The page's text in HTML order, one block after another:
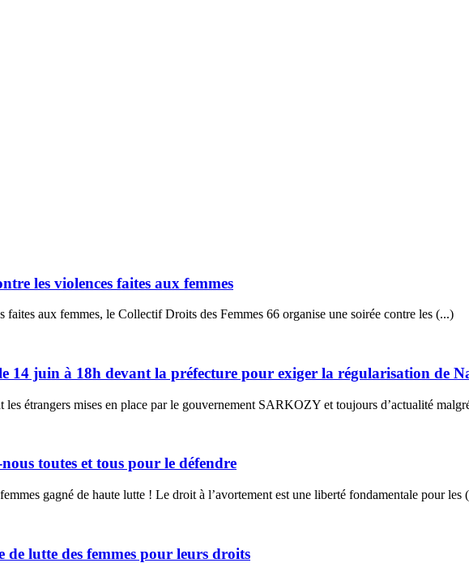
les violences faites aux femmes
faites aux femmes, le Collectif Droits des Femmes 66 organise une soirée contre les (...)
14 juin à 18h devant la préfecture pour exiger la régularisation de
les étrangers mises en place par le gouvernement SARKOZY et toujours d’actualité
toutes et tous pour le défendre
gagné de haute lutte ! Le droit à l’avortement est une liberté fondamentale pour les
lutte des femmes pour leurs droits